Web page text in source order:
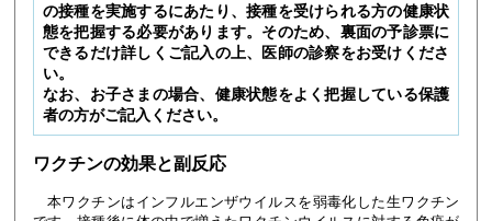
の接種を実施するにあたり、接種を受けられる方の健康状
態を把握する必要があります。そのため、裏面の予診票に
できるだけ詳しくご記入の上、医師の診察をお受けくださ
い。
なお、お子さまの場合、健康状態をよく把握している保護
者の方がご記入ください。
ワクチンの効果と副反応
本ワクチンはインフルエンザウイルスを弱毒化した生ワクチン